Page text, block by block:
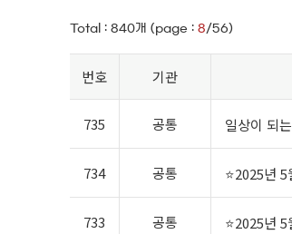
Total :840개 (page :8/56)
번호 기관
735 공통 일상이 되
734 공통 ⭐2025년
733 공통 ⭐2025년 5